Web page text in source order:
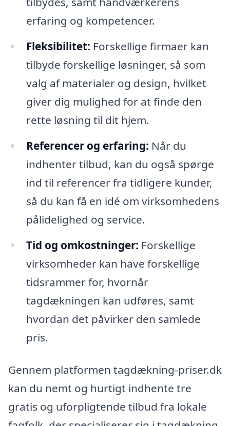
erfaring og kompetencer.
Fleksibilitet: Forskellige firmaer kan
tilbyde forskellige løsninger, så som
valg af materialer og design, hvilket
giver dig mulighed for at finde den
rette løsning til dit hjem.
Referencer og erfaring: Når du
indhenter tilbud, kan du også spørge
ind til referencer fra tidligere kunder,
så du kan få en idé om virksomhedens
pålidelighed og service.
Tid og omkostninger: Forskellige
virksomheder kan have forskellige
tidsrammer for, hvornår
tagdækningen kan udføres, samt
hvordan det påvirker den samlede
pris.
Gennem platformen tagdækning-priser.dk
kan du nemt og hurtigt indhente tre
gratis og uforpligtende tilbud fra lokale